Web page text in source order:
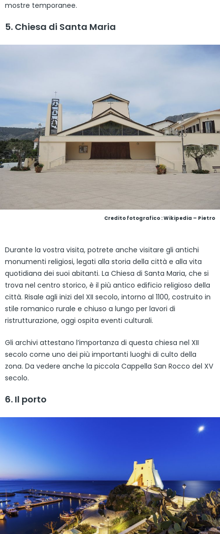
mostre temporanee.
5. Chiesa di Santa Maria
Credito fotografico : Wikipedia – Pietro
Durante la vostra visita, potrete anche visitare gli antichi
monumenti religiosi, legati alla storia della città e alla vita
quotidiana dei suoi abitanti. La Chiesa di Santa Maria, che si
trova nel centro storico, è il più antico edificio religioso della
città. Risale agli inizi del XII secolo, intorno al 1100, costruito in
stile romanico rurale e chiuso a lungo per lavori di
ristrutturazione, oggi ospita eventi culturali.
Gli archivi attestano l’importanza di questa chiesa nel XII
secolo come uno dei più importanti luoghi di culto della
zona. Da vedere anche la piccola Cappella San Rocco del XV
secolo.
6. Il porto